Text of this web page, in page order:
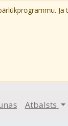
Ja
Atbalsts